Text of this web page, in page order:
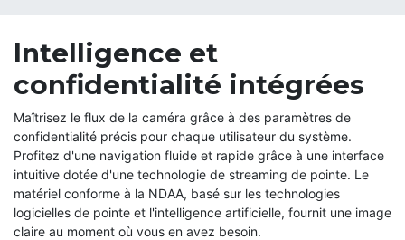
Intelligence et
confidentialité intégrées
Maîtrisez le flux de la caméra grâce à des paramètres de
confidentialité précis pour chaque utilisateur du système.
Profitez d'une navigation fluide et rapide grâce à une interface
intuitive dotée d'une technologie de streaming de pointe. Le
matériel conforme à la NDAA, basé sur les technologies
logicielles de pointe et l'intelligence artificielle, fournit une image
claire au moment où vous en avez besoin.